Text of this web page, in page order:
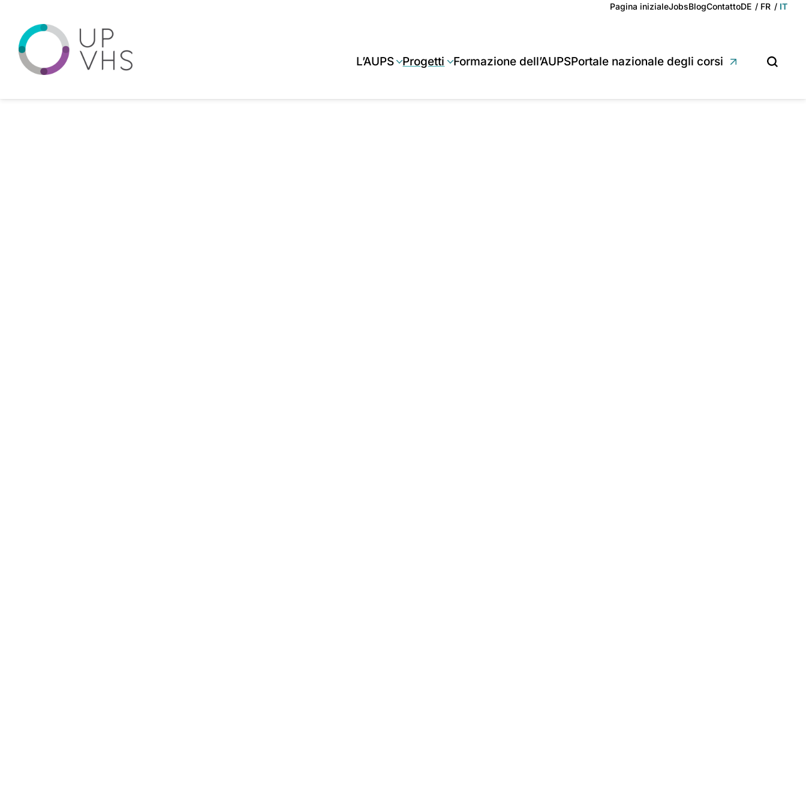
Pagina inizialeJobsBlogContattoDeutsch
DE Français
FR IT
L’AUPS Progetti Formazione dell’AUPSPortale nazionale degli corsi
Cerca